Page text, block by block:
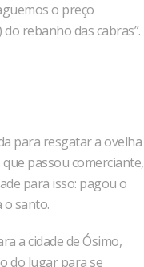
o preço
do rebanho das cabras”.
para resgatar a ovelha
passou comerciante,
para isso: pagou o
o santo.
a cidade de Ósimo,
do lugar para se